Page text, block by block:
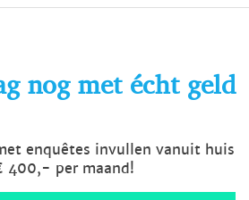
nog met écht geld
enquêtes invullen vanuit huis
400,- per maand!